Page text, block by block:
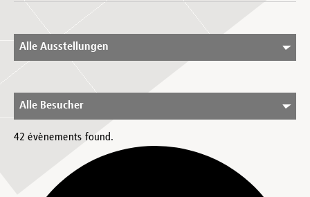
Alle Ausstellungen
Alle Besucher
42 évènements found.